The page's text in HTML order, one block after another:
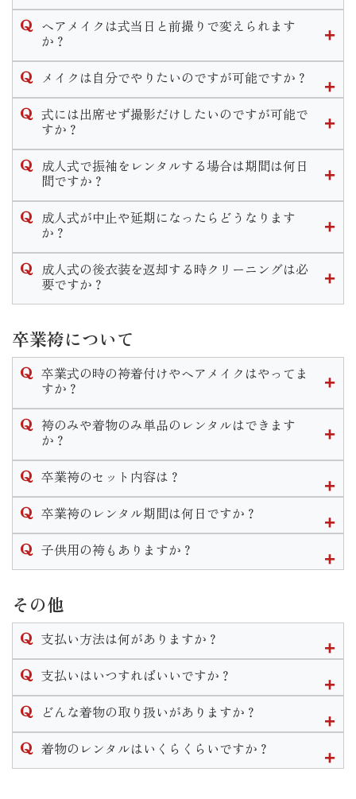
支度をします。ヘアメイク・着付け全てのお支度が１箇所で
行えますのでご安心くださいませ。
式当日のお支度予約は当店で購入やレンタル、ママ振リメイ
クのご成約を頂いたお客様へのサービスとなっております。
承くださいませ。
ヘアメイクは式当日と前撮りで変えられます
か？
変えられます。
式当日と前撮りと個々に打ち合わせやカウンセリングを行い
メイクは自分でやりたいのですが可能ですか？
式当日、前撮り共にメイクをするかしないかお選び頂けま
す。
くる等の方法もあります。
ウ やリップ等を着物に合う様ポイントで手直し希望のお客様
もいらっしゃいます。
心ください。
式には出席せず撮影だけしたいのですが可能で
すか？
当店では撮影のみのプランがございます。
お持ちの振袖を着用しての撮影「持ち込み撮影コース」と
す。
どちらのコースでも一度ご来店頂きお打ち合わせや衣装選び
成人式で振袖をレンタルする場合は期間は何日
間ですか？
当店で式当日のお支度をするお客様は式から１０日間がレン
タル期間となっております。
合はレンタル期間は１ヶ月設けております。
成人式が中止や延期になったらどうなります
か？
年度毎の対応をHP内の「お知らせ」に掲載しております。
ご不明な点がございましたらお気軽に店舗までお問い合わせ
成人式の後衣装を返却する時クリーニングは必
要ですか？
ご着用後はそのまま後ご返却頂けます。
なお著しい汚れや破損等がある場合はご返却の際にスタッフ
までお伝えいただきます様お願い致します。
卒業袴について
卒業式の時の袴着付けやヘアメイクはやってま
すか？
当店で衣装のレンタルをご成約いただいたお客様のお支度予
約は受け付けております。
イクの予約は受け付けておりませんのでご自身でして頂きま
す様お願い致します。
※衣装完全持ち込みでのお支度予約はご遠慮いただいており
袴のみや着物のみ単品のレンタルはできます
か？
卒業袴は単品でのレンタルも行なっております。２尺袖や訪
問着、袴のみのレンタルは可能です。
ん。
※振袖関連の衣装は単品レンタルは行っておりません。
卒業袴のセット内容は？
卒業袴は２尺袖(着物)と袴をお好きな組み合わせで選べます。
２尺袖・袴・襦袢・重ね衿・袴下帯・草履・巾着・肌着・着
物
◆袴をレンタル→袴下帯・草履
がセットで付いてきます。
単品でも巾着のレンタルは可能ですのでお申し付けくださ
い。
※ブーツのレンタルはございません。
卒業袴のレンタル期間は何日ですか？
袴のレンタル期間は最長で1週間となります。
子供用の袴もありますか？
小学校卒業用の衣装の取り扱いはございません。
その他
支払い方法は何がありますか？
現金かクレジットカードでのお支払いとなります。
支払いはいつすればいいですか？
ご契約いただくお衣装によって支払い期限は異なります。
のご入金をお願いしております。
どんな着物の取り扱いがありますか？
レンタル衣装は振袖・男性袴・女子袴・訪問着・黒留袖・喪
服・七五三・初着がございます。
着物のレンタルはいくらくらいですか？